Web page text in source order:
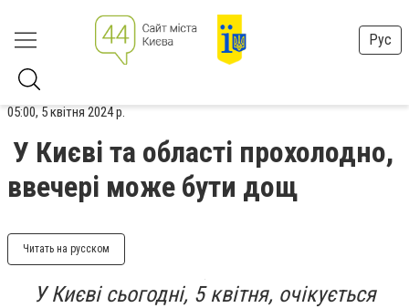
Рус
05:00, 5 квітня 2024 р.
У Києві та області прохолодно,
ввечері може бути дощ
Читать на русском
У Києві сьогодні, 5 квітня, очікується